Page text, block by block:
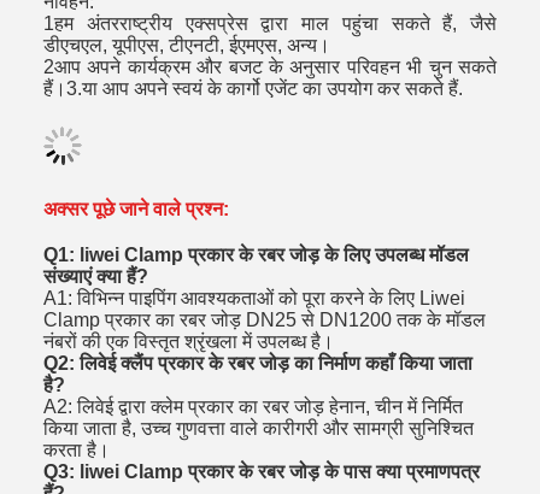
1हम अंतरराष्ट्रीय एक्सप्रेस द्वारा माल पहुंचा सकते हैं, जैसे
डीएचएल, यूपीएस, टीएनटी, ईएमएस, अन्य।
2आप अपने कार्यक्रम और बजट के अनुसार परिवहन भी चुन सकते
हैं।3.या आप अपने स्वयं के कार्गो एजेंट का उपयोग कर सकते हैं.
अक्सर पूछे जाने वाले प्रश्न:
Q1: liwei Clamp प्रकार के रबर जोड़ के लिए उपलब्ध मॉडल
संख्याएं क्या हैं?
A1: विभिन्न पाइपिंग आवश्यकताओं को पूरा करने के लिए Liwei
Clamp प्रकार का रबर जोड़ DN25 से DN1200 तक के मॉडल
नंबरों की एक विस्तृत श्रृंखला में उपलब्ध है।
Q2: लिवेई क्लैंप प्रकार के रबर जोड़ का निर्माण कहाँ किया जाता
है?
A2: लिवेई द्वारा क्लेम प्रकार का रबर जोड़ हेनान, चीन में निर्मित
किया जाता है, उच्च गुणवत्ता वाले कारीगरी और सामग्री सुनिश्चित
करता है।
Q3: liwei Clamp प्रकार के रबर जोड़ के पास क्या प्रमाणपत्र